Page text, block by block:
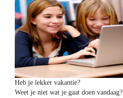
Heb je lekker vakantie?
Weet je niet wat je gaat doen vandaag?